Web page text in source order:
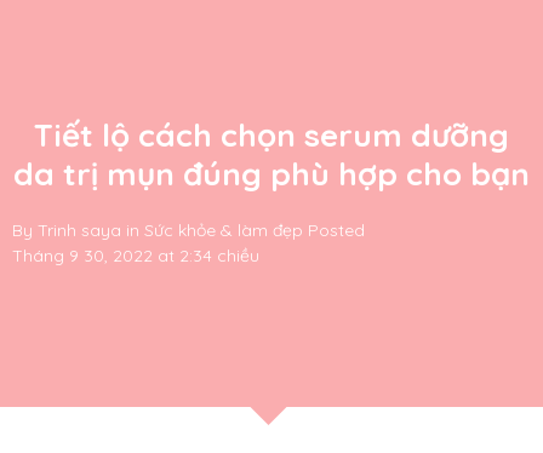
Tiết lộ cách chọn serum dưỡng
da trị mụn đúng phù hợp cho bạn
By Trinh saya in Sức khỏe & làm đẹp Posted
Tháng 9 30, 2022 at 2:34 chiều